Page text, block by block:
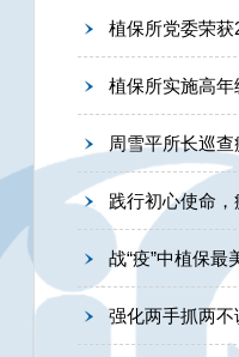
植保所党委荣
植保所实施高
周雪平所长巡
践行初心使命
战“疫”中植保最